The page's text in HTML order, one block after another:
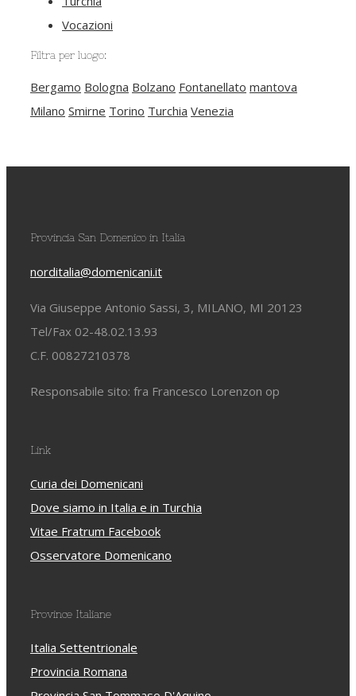
Vocazioni
Filtra per luogo:
Bergamo Bologna Bolzano Fontanellato mantova
Milano Smirne Torino Turchia Venezia
Provincia San Domenico in Italia
norditalia@domenicani.it
Via Giuseppe Antonio Sassi, 3, MILANO, MI 20123
Tel/Fax 02-48.02.13.93
C.F. 00827210378
Responsabile sito: fra Francesco Lorenzon op
Link
Curia dei Domenicani
Dove siamo in Italia e in Turchia
Vitae Fratrum Facebook
Osservatore Domenicano
Province Italiane
Italia Settentrionale
Provincia Romana